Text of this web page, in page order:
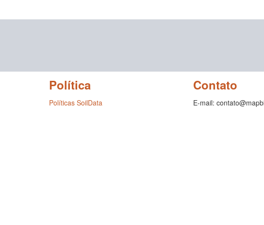
Política
Políticas SoilData
Contato
E-mail: